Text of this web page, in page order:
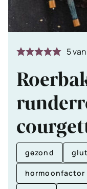
5van
gezond
hormoonfactor